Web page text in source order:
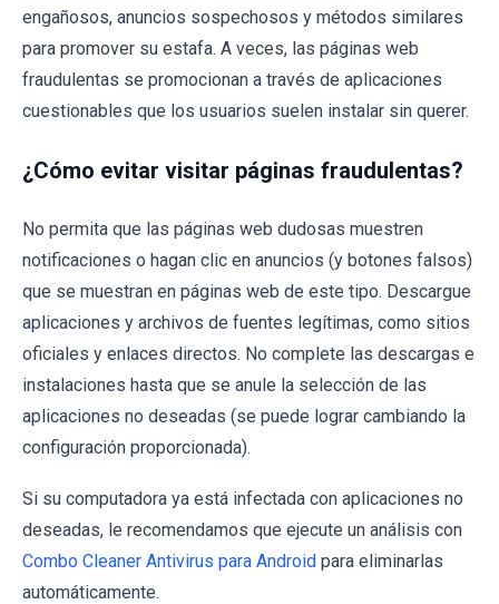
engañosos, anuncios sospechosos y métodos similares
para promover su estafa. A veces, las páginas web
fraudulentas se promocionan a través de aplicaciones
cuestionables que los usuarios suelen instalar sin querer.
¿Cómo evitar visitar páginas fraudulentas?
No permita que las páginas web dudosas muestren
notificaciones o hagan clic en anuncios (y botones falsos)
que se muestran en páginas web de este tipo. Descargue
aplicaciones y archivos de fuentes legítimas, como sitios
oficiales y enlaces directos. No complete las descargas e
instalaciones hasta que se anule la selección de las
aplicaciones no deseadas (se puede lograr cambiando la
configuración proporcionada).
Si su computadora ya está infectada con aplicaciones no
deseadas, le recomendamos que ejecute un análisis con
Combo Cleaner Antivirus para Android para eliminarlas
automáticamente.